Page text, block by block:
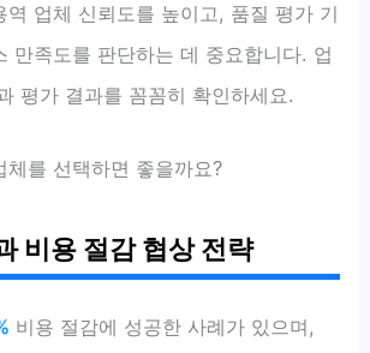
역 업체 신뢰도를 높이고, 품질 평가 기
만족도를 판단하는 데 중요합니다. 업
평가 결과를 꼼꼼히 확인하세요.
체를 선택하면 좋을까요?
비용 절감 협상 전략
비용 절감에 성공한 사례가 있으며,